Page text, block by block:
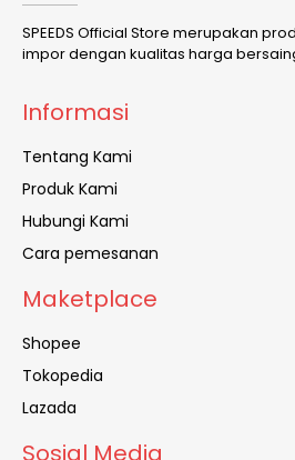
SPEEDS Official Store merupakan
impor dengan kualitas harga
Informasi
Tentang Kami
Produk Kami
Hubungi Kami
Cara pemesanan
Maketplace
Shopee
Tokopedia
Lazada
Sosial Media